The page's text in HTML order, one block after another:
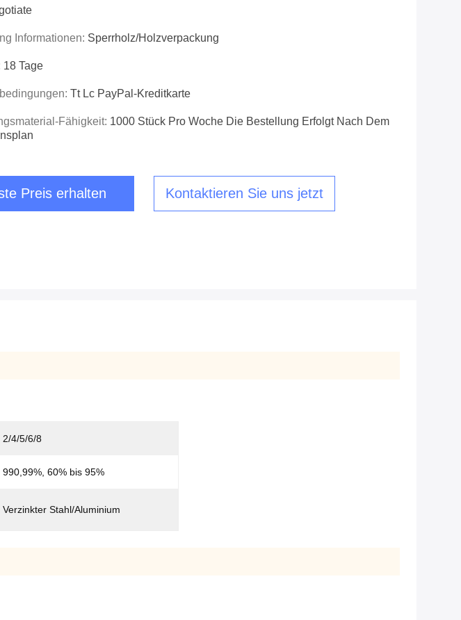
Informationen: Sperrholz/Holzverpackung
18 Tage
Tt Lc PayPal-Kreditkarte
Fähigkeit: 1000 Stück Pro Woche Die Bestellung Erfolgt Nach Dem
Preis erhalten Kontaktieren Sie uns jetzt
2/4/5/6/8
990,99%, 60% bis 95%
Verzinkter Stahl/Aluminium